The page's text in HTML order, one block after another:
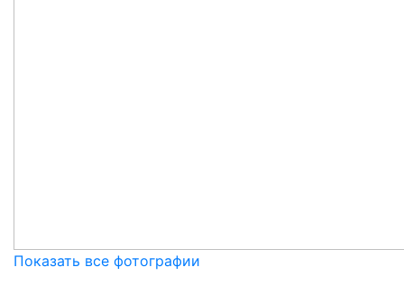
Показать все фотографии